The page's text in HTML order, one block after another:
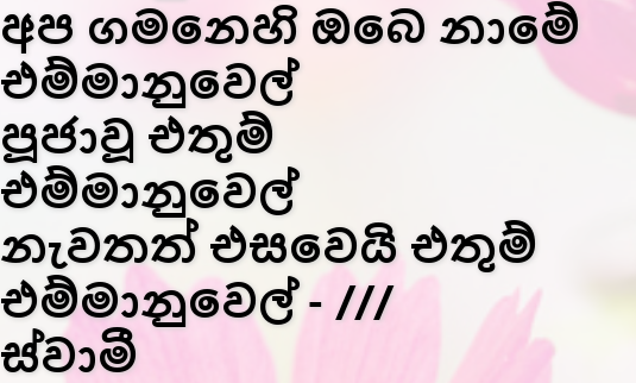
අප ගමනෙහි ඔබෙ නාමේ
එම්මානුවෙල්
පූජාවූ එතුම්
එම්මානුවෙල්
නැවතත් එසවෙයි එතුම්
එම්මානුවෙල් - ///
ස්වාමී